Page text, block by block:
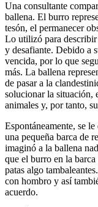
Una consultante
ballena. El burro
tesón, el permanecer
Lo utilizó para describir
y desafiante. Debido a
vencida, por lo que
más. La ballena
de pasar a la
solucionar la situación,
animales y, por tanto,
Espontáneamente, se
una pequeña barca de
imaginó a la ballena
que el burro en la
patas algo
con hombro y así
acuerdo.